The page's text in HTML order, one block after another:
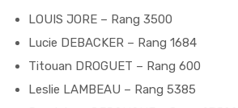
LOUIS JORE – Rang 3500
Lucie DEBACKER – Rang 1684
Titouan DROGUET – Rang 600
Leslie LAMBEAU – Rang 5385